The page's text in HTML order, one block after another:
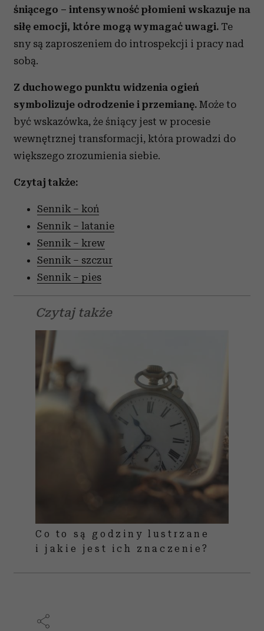
śniącego – intensywność płomieni wskazuje na
siłę emocji, które mogą wymagać uwagi. Te
sny są zaproszeniem do introspekcji i pracy nad
sobą.
Z duchowego punktu widzenia ogień
symbolizuje odrodzenie i przemianę. Może to
być wskazówka, że śniący jest w procesie
wewnętrznej transformacji, która prowadzi do
większego zrozumienia siebie.
Czytaj także:
Sennik – koń
Sennik – latanie
Sennik – krew
Sennik – szczur
Sennik – pies
Czytaj także
Co to są godziny lustrzane
i jakie jest ich znaczenie?